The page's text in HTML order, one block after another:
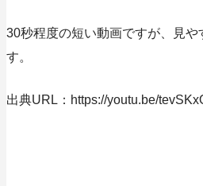
30秒程度の短い動画ですが、見
す。
出典URL：https://youtu.be/